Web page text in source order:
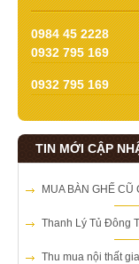
0984 45 2228
0932 795 169
0932 795 169
TIN MỚI CẬP
MUA BÀN GHẾ
Thanh Lý Tủ Đông
Thu mua nội thất